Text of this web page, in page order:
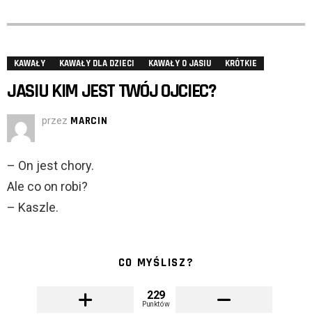
KAWAŁY KAWAŁY DLA DZIECI KAWAŁY O JASIU KRÓTKIE
JASIU KIM JEST TWÓJ OJCIEC?
przez MARCIN
– On jest chory.
Ale co on robi?
– Kaszle.
CO MYŚLISZ?
229
Punktów